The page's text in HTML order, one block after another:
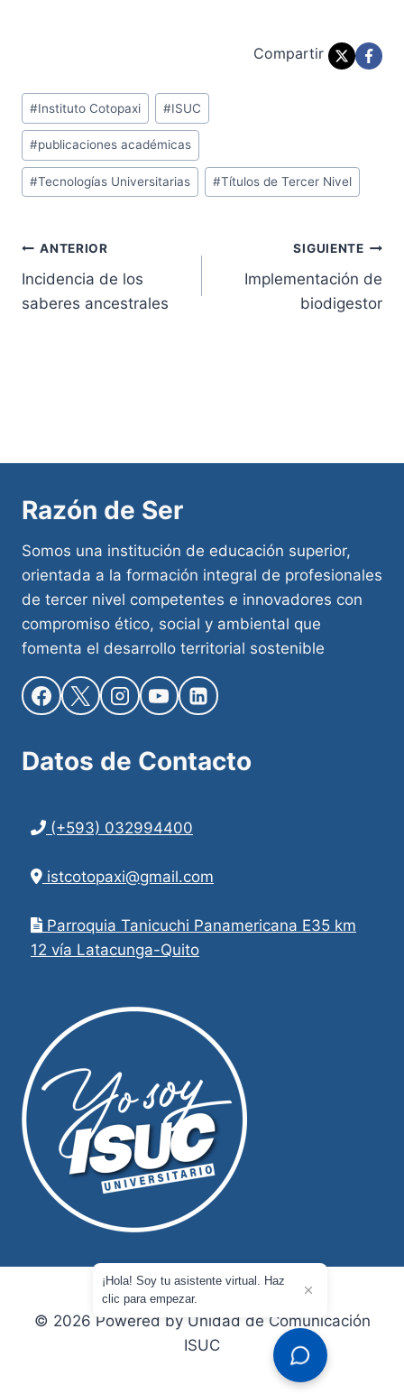
Compartir
Etiquetas
de
la
entrada:
#Instituto Cotopaxi #ISUC
#publicaciones académicas
#Tecnologías Universitarias #Títulos de Tercer Nivel
Navegación
de
ANTERIOR
Incidencia de los
saberes ancestrales
SIGUIENTE
Implementación de
biodigestor
¡Hola! Soy tu asistente virtual. Haz
clic para empezar.
Razón de Ser
Somos una institución de educación superior,
orientada a la formación integral de profesionales
de tercer nivel competentes e innovadores con
compromiso ético, social y ambiental que
fomenta el desarrollo territorial sostenible
Datos de Contacto
(+593) 032994400
istcotopaxi@gmail.com
Parroquia Tanicuchi Panamericana E35 km
12 vía Latacunga-Quito
© 2026 Powered by Unidad de Comunicación
ISUC